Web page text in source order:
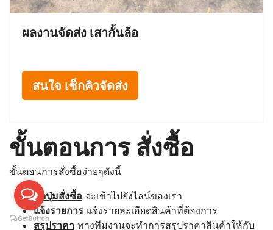
ผลงานจัดส่ง เสากั้นล้อ
สนใจ เช็กคิวจัดส่ง
ขั้นตอนการ สั่งซื้อ
ขั้นตอนการสั่งซื้อง่ายๆดังนี้
กดปุ่มสั่งซื้อ จะเข้าไปยังไลน์ของเรา
แจ้งรายการ แจ้งรายละเอียดสินค้าที่ต้องการ
สรุปราคา ทางทีมงานจะทำการสรุปราคาสินค้าให้กับ